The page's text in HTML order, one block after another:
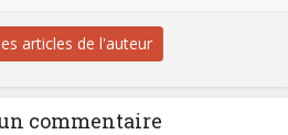
articles de l'auteur
commentaire